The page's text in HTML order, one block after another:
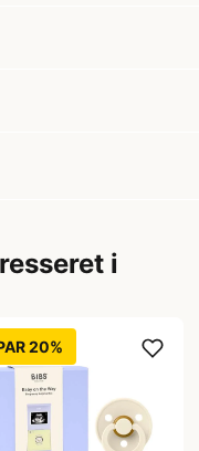
i
20%